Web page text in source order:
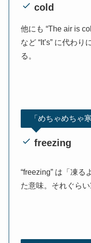
cold
他にも “The air is
など “It’s” に代わ
る。
「めちゃめちゃ
freezing
“freezing” は「凍る
た意味。それぐらい